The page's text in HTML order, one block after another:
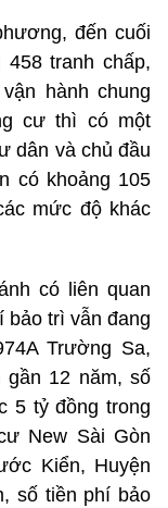
đến cuối
tranh chấp,
hành chung
cư thì có một
dân và chủ đầu
có khoảng 105
mức độ khác
có liên quan
bảo trì vẫn đang
Trường Sa,
gần 12 năm, số
5 tỷ đồng trong
New Sài Gòn
Kiển, Huyện
số tiền phí bảo